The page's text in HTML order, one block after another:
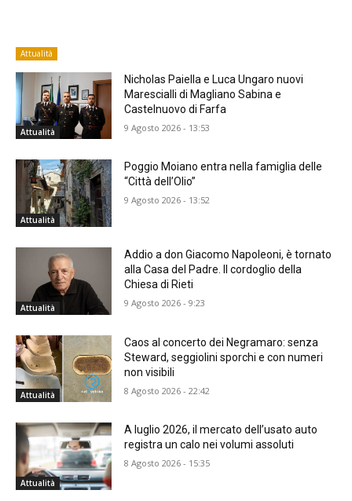
Attualità
Attualità
Nicholas Paiella e Luca Ungaro nuovi
Marescialli di Magliano Sabina e
Castelnuovo di Farfa
9 Agosto 2026 - 13:53
Attualità
Poggio Moiano entra nella famiglia delle
“Città dell’Olio”
9 Agosto 2026 - 13:52
Attualità
Addio a don Giacomo Napoleoni, è tornato
alla Casa del Padre. Il cordoglio della
Chiesa di Rieti
9 Agosto 2026 - 9:23
Attualità
Caos al concerto dei Negramaro: senza
Steward, seggiolini sporchi e con numeri
non visibili
8 Agosto 2026 - 22:42
Attualità
A luglio 2026, il mercato dell’usato auto
registra un calo nei volumi assoluti
8 Agosto 2026 - 15:35